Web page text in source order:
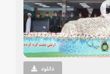
Play
Video دانلود